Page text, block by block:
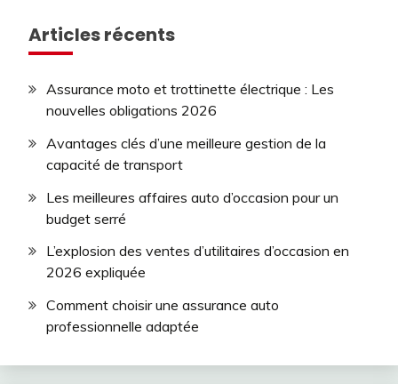
Articles récents
Assurance moto et trottinette électrique : Les
nouvelles obligations 2026
Avantages clés d’une meilleure gestion de la
capacité de transport
Les meilleures affaires auto d’occasion pour un
budget serré
L’explosion des ventes d’utilitaires d’occasion en
2026 expliquée
Comment choisir une assurance auto
professionnelle adaptée